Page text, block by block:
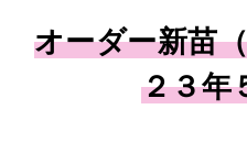
オーダー新苗
２３年